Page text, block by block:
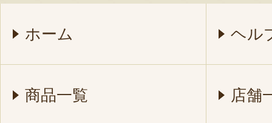
ホーム ヘル
商品一覧 店舗